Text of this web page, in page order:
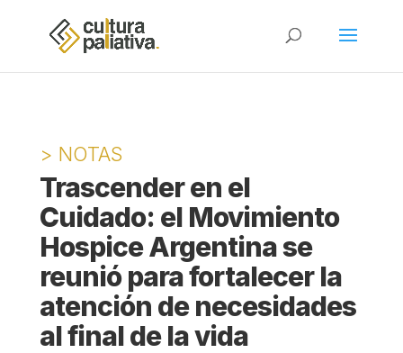
> NOTAS
Trascender en el
Cuidado: el Movimiento
Hospice Argentina se
reunió para fortalecer la
atención de necesidades
al final de la vida